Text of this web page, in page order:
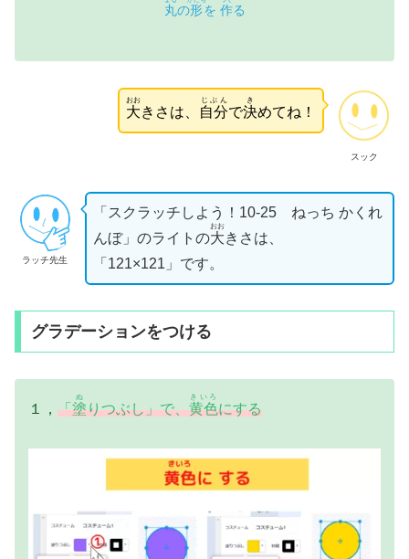
丸の形を 作る
スック
大
おお
きさは、 自分
じぶん
で決
き
めてね！
ラッチ先生
「スクラッチしよう！10-25 ねっち かくれ
んぼ」のライトの大
おお
きさは、
「121×121」です。
グラデーションをつける
１， 「塗
ぬ
りつぶし」で、黄色
きいろ
にする